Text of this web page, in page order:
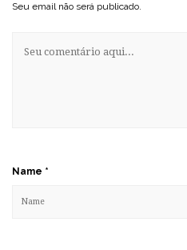
Seu email não será publicado.
Name *